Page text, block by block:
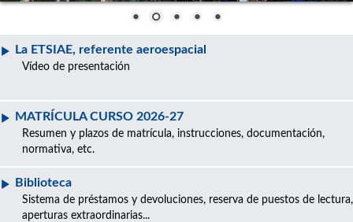
La ETSIAE, referente aeroespacial
Vídeo de presentación
MATRÍCULA CURSO 2026-27
Resumen y plazos de matrícula, instrucciones, documentación,
normativa, etc.
Biblioteca
Sistema de préstamos y devoluciones, reserva de puestos de lectura,
aperturas extraordinarias...